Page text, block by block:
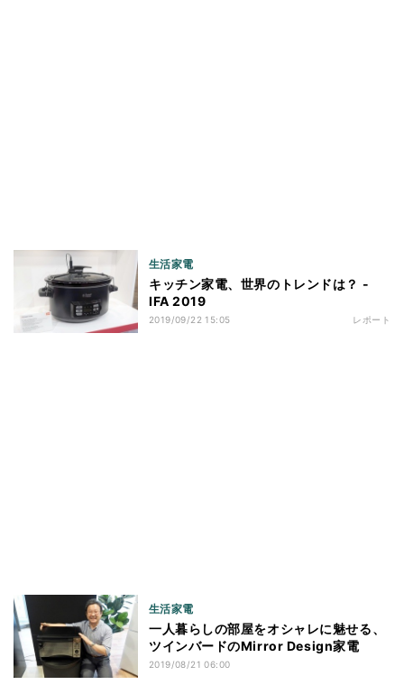
生活家電
キッチン家電、世界のトレンドは？ -
IFA 2019
2019/09/22 15:05 レポート
生活家電
一人暮らしの部屋をオシャレに魅せる、
ツインバードのMirror Design家電
2019/08/21 06:00